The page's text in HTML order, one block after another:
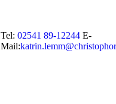
Tel: 02541 89-12244 E-
Mail: